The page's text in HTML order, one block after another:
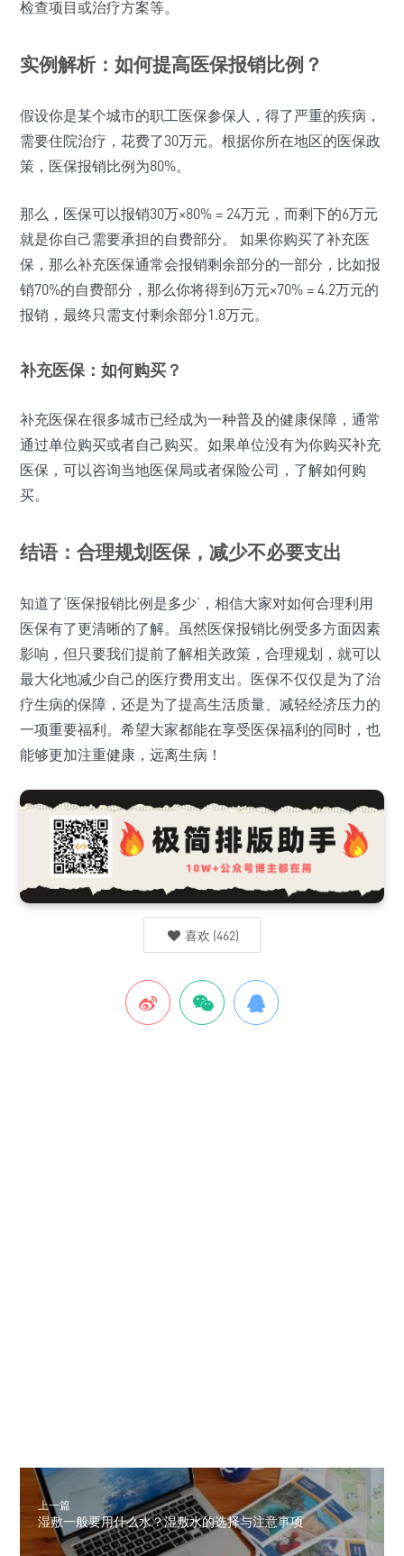
检查项目或治疗方案等。
实例解析：如何提高医保报销比例？
假设你是某个城市的职工医保参保人，得了严重的疾病，
需要住院治疗，花费了30万元。根据你所在地区的医保政
策，医保报销比例为80%。
那么，医保可以报销30万×80% = 24万元，而剩下的6万元
就是你自己需要承担的自费部分。 如果你购买了补充医
保，那么补充医保通常会报销剩余部分的一部分，比如报
销70%的自费部分，那么你将得到6万元×70% = 4.2万元的
报销，最终只需支付剩余部分1.8万元。
补充医保：如何购买？
补充医保在很多城市已经成为一种普及的健康保障，通常
通过单位购买或者自己购买。如果单位没有为你购买补充
医保，可以咨询当地医保局或者保险公司，了解如何购
买。
结语：合理规划医保，减少不必要支出
知道了‘医保报销比例是多少’，相信大家对如何合理利用
医保有了更清晰的了解。虽然医保报销比例受多方面因素
影响，但只要我们提前了解相关政策，合理规划，就可以
最大化地减少自己的医疗费用支出。医保不仅仅是为了治
疗生病的保障，还是为了提高生活质量、减轻经济压力的
一项重要福利。希望大家都能在享受医保福利的同时，也
能够更加注重健康，远离生病！
喜欢 (462)
上一篇
湿敷一般要用什么水？湿敷水的选择与注意事项